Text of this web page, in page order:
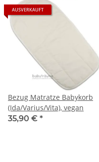
AUSVERKAUFT
Bezug Matratze Babykorb
(Ida/Varius/Vita), vegan
35,90 € *